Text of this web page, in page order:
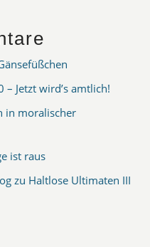
– Jetzt wird’s amtlich!
in moralischer
ist raus
zu Haltlose Ultimaten III